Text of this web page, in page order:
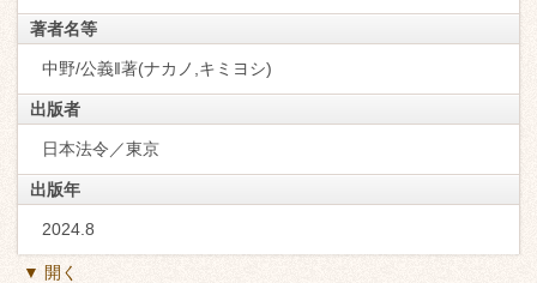
著者名等
中野/公義‖著(ナカノ,キミヨシ)
出版者
日本法令／東京
出版年
2024.8
▼ 開く